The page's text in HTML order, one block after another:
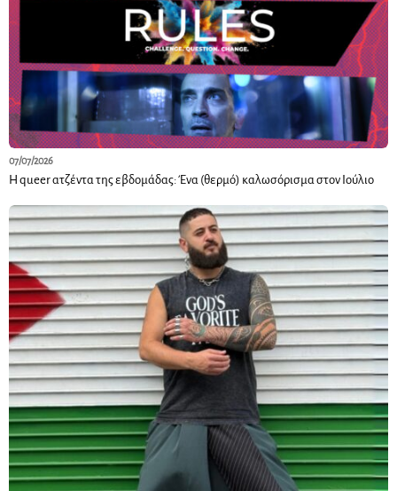
07/07/2026
Η queer ατζέντα της εβδομάδας: Ένα (θερμό) καλωσόρισμα στον Ιούλιο